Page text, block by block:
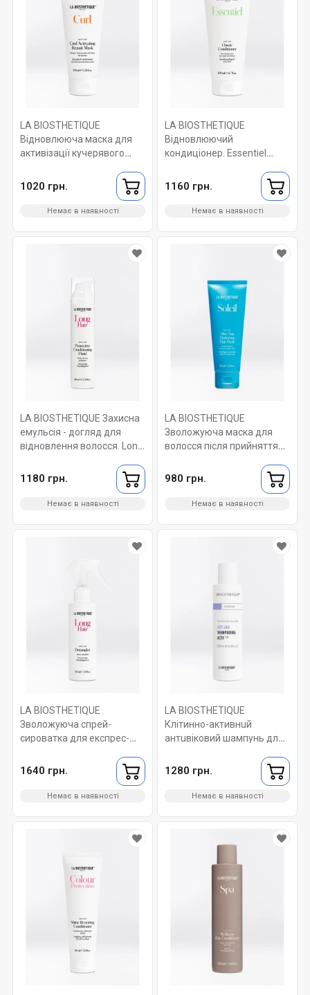
LA BIOSTHETIQUE
Відновлююча маска для
активізації кучерявого
Repair Mask 100 мл
1020 грн.
Немає в наявності
LA BIOSTHETIQUE
Відновлюючий
кондиціонер. Essentiel
1160 грн.
Немає в наявності
LA BIOSTHETIQUE Захисна
емульсія - догляд для
відновлення волосся. Long
Fluid 100 мл
1180 грн.
Немає в наявності
LA BIOSTHETIQUE
Зволожуюча маска для
волосся після прийняття
Sun Hydrating Hair Mask 125
980 грн.
Немає в наявності
LA BIOSTHETIQUE
Зволожуюча спрей-
сироватка для експрес-
Hair Detangler 150 мл
1640 грн.
Немає в наявності
LA BIOSTHETIQUE
Клітинно-активнuй
антuвіковий шампунь для
волосся. AntІ-Age
Shampooing Actif 200 мл
1280 грн.
Немає в наявності